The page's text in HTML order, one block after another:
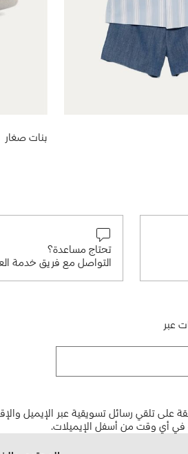
بنات صغار
تحتاج مساعدة؟
التواصل مع فريق خدمة
عبر
على تلقي رسائل تسويقية عبر الإيميل
في أي وقت من أسفل الإيميلات.